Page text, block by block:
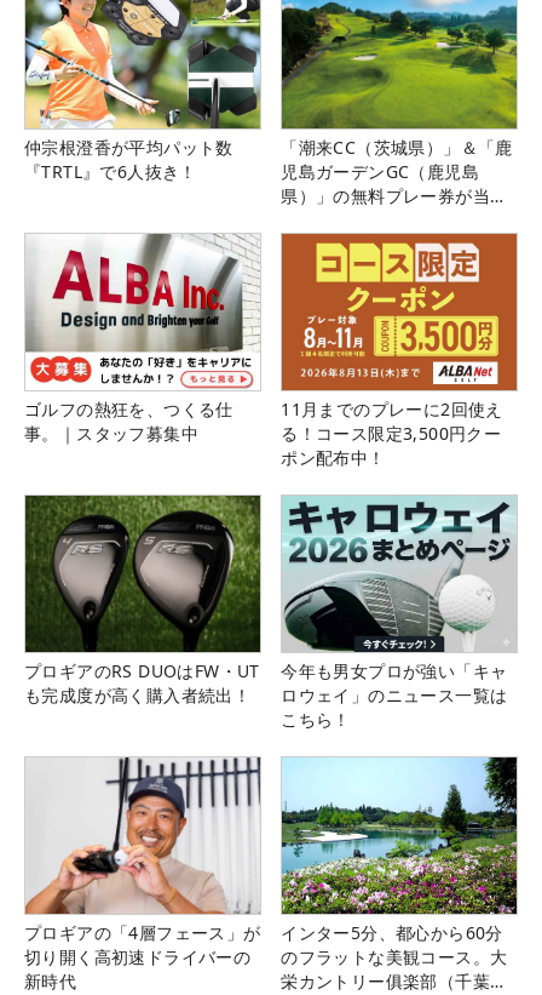
仲宗根澄香が平均パット数
『TRTL』で6人抜き！
「潮来CC（茨城県）」＆「鹿
児島ガーデンGC（鹿児島
県）」の無料プレー券が当た
ゴルフの熱狂を、つくる仕
事。｜スタッフ募集中
11月までのプレーに2回使え
る！コース限定3,500円クー
ポン配布中！
プロギアのRS DUOはFW・UT
も完成度が高く購入者続出！
今年も男女プロが強い「キャ
ロウェイ」のニュース一覧は
こちら！
プロギアの「4層フェース」が
切り開く高初速ドライバーの
新時代
インター5分、都心から60分
のフラットな美観コース。大
栄カントリー俱楽部（千葉